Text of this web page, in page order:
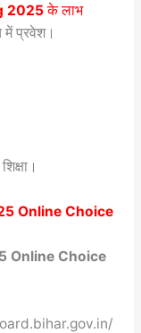
2025के लाभ
में प्रवेश।
Online Choice
Online Choice